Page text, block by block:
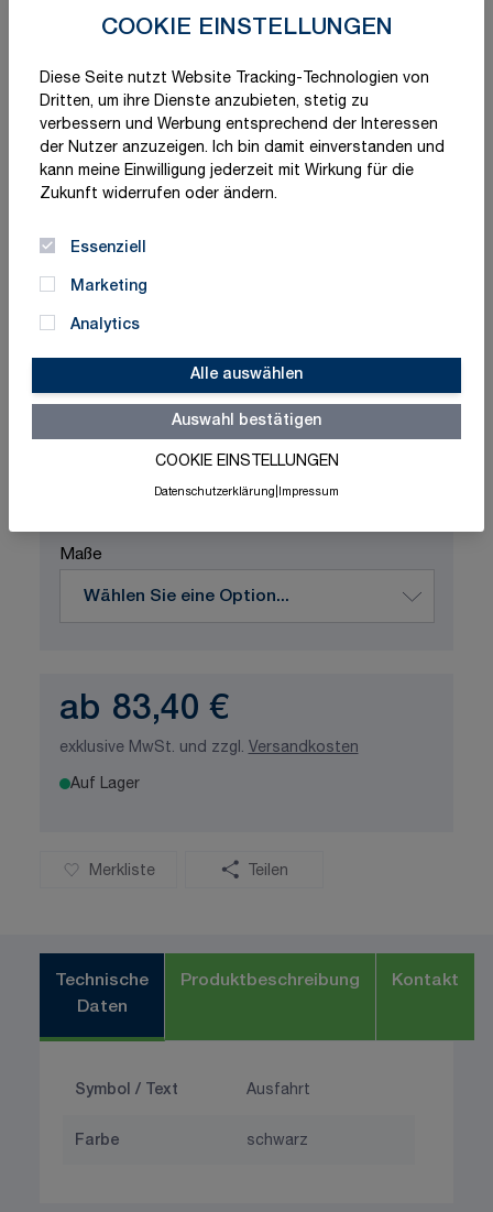
COOKIE EINSTELLUNGEN
Diese Seite nutzt Website Tracking-Technologien von
Dritten, um ihre Dienste anzubieten, stetig zu
verbessern und Werbung entsprechend der Interessen
der Nutzer anzuzeigen. Ich bin damit einverstanden und
kann meine Einwilligung jederzeit mit Wirkung für die
Zukunft widerrufen oder ändern.
Essenziell
Marketing
Analytics
Alle auswählen
Auswahl bestätigen
COOKIE EINSTELLUNGEN
Datenschutzerklärung Impressum
Schnelle Lieferung
Made in Germany
ISO-zertifizierte Qualität
Maße
ab 83,40 €
exklusive MwSt. und zzgl. Versandkosten
Auf Lager
Merkliste Teilen
Technische
Daten
Produktbeschreibung Kontakt
Symbol / Text Ausfahrt
Farbe schwarz